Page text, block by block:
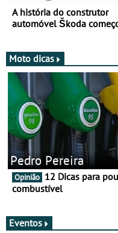
A história do construtor
automóvel Škoda
Moto dicas
Pedro Pereira
Opinião
combustível
Eventos